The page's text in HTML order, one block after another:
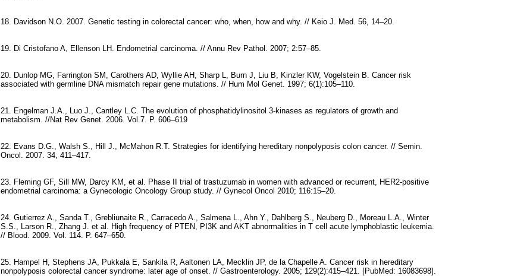
18. Davidson N.O. 2007. Genetic testing in colorectal cancer: who, when, how and why. // Keio J. Med. 56, 14–20.
19. Di Cristofano A, Ellenson LH. Endometrial carcinoma. // Annu Rev Pathol. 2007; 2:57–85.
20. Dunlop MG, Farrington SM, Carothers AD, Wyllie AH, Sharp L, Burn J, Liu B, Kinzler KW, Vogelstein B. Cancer risk
associated with germline DNA mismatch repair gene mutations. // Hum Mol Genet. 1997; 6(1):105–110.
21. Engelman J.A., Luo J., Cantley L.C. The evolution of phosphatidylinositol 3-kinases as regulators of growth and
metabolism. //Nat Rev Genet. 2006. Vol.7. P. 606–619
22. Evans D.G., Walsh S., Hill J., McMahon R.T. Strategies for identifying hereditary nonpolyposis colon cancer. // Semin.
Oncol. 2007. 34, 411–417.
23. Fleming GF, Sill MW, Darcy KM, et al. Phase II trial of trastuzumab in women with advanced or recurrent, HER2-positive
endometrial carcinoma: a Gynecologic Oncology Group study. // Gynecol Oncol 2010; 116:15–20.
24. Gutierrez A., Sanda T., Grebliunaite R., Carracedo A., Salmena L., Ahn Y., Dahlberg S., Neuberg D., Moreau L.A., Winter
S.S., Larson R., Zhang J. et al. High frequency of PTEN, PI3K and AKT abnormalities in T cell acute lymphoblastic leukemia.
// Blood. 2009. Vol. 114. P. 647–650.
25. Hampel H, Stephens JA, Pukkala E, Sankila R, Aaltonen LA, Mecklin JP, de la Chapelle A. Cancer risk in hereditary
nonpolyposis colorectal cancer syndrome: later age of onset. // Gastroenterology. 2005; 129(2):415–421. [PubMed: 16083698].